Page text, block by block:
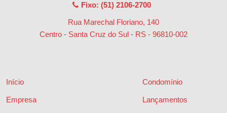
Fixo: (51) 2106-2700
Rua Marechal Floriano, 140
Centro - Santa Cruz do Sul - RS - 96810-002
Início
Empresa
Condomínio
Lançamentos